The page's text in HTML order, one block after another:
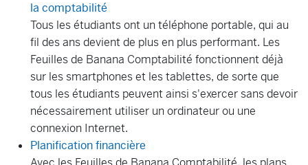
la comptabilité
Tous les étudiants ont un téléphone portable, qui au
fil des ans devient de plus en plus performant. Les
Feuilles de Banana Comptabilité fonctionnent déjà
sur les smartphones et les tablettes, de sorte que
tous les étudiants peuvent ainsi s'exercer sans devoir
nécessairement utiliser un ordinateur ou une
connexion Internet.
Planification financière